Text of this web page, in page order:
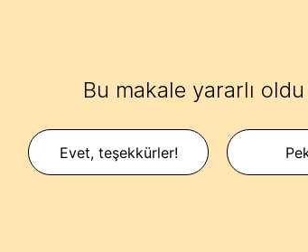
Bu makale yararlı
Evet, teşekkürler!